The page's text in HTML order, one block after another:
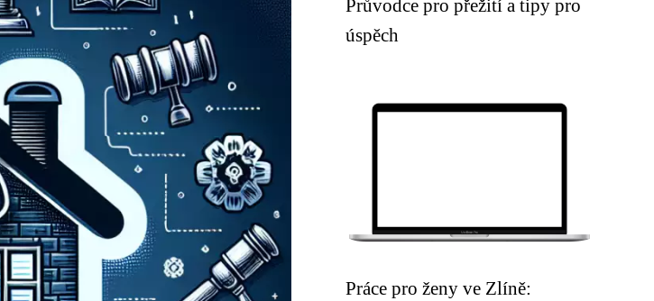
Průvodce pro přežití a tipy pro
úspěch
Práce pro ženy ve Zlíně: